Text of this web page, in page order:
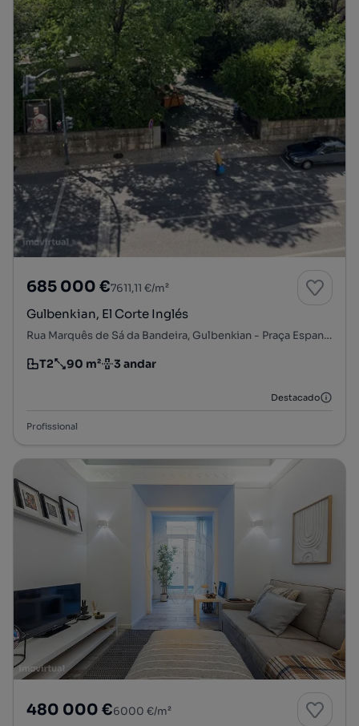
685 000 €7611,11 €/m²
Gulbenkian, El Corte Inglés
Rua Marquês de Sá da Bandeira, Gulbenkian - Praça Espanha, Avenidas Novas, Lisboa, Lisboa
Tipologia
T2
Preço por metro quadrado
90 m²
Andar 3 andar
Destacado
Profissional
480 000 €6000 €/m²